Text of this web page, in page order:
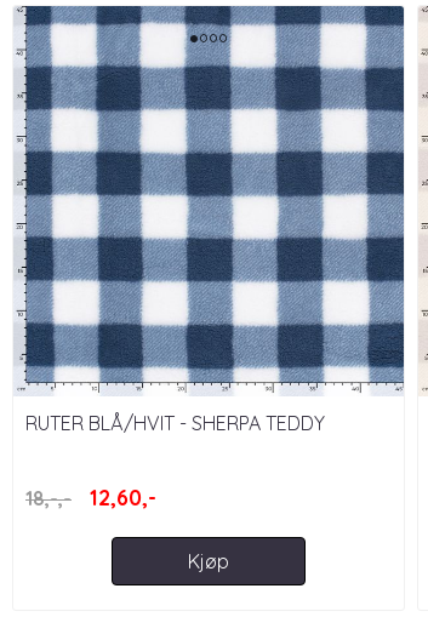
RUTER BLÅ/HVIT - SHERPA TEDDY
18,-,-
12,60,-
Kjøp